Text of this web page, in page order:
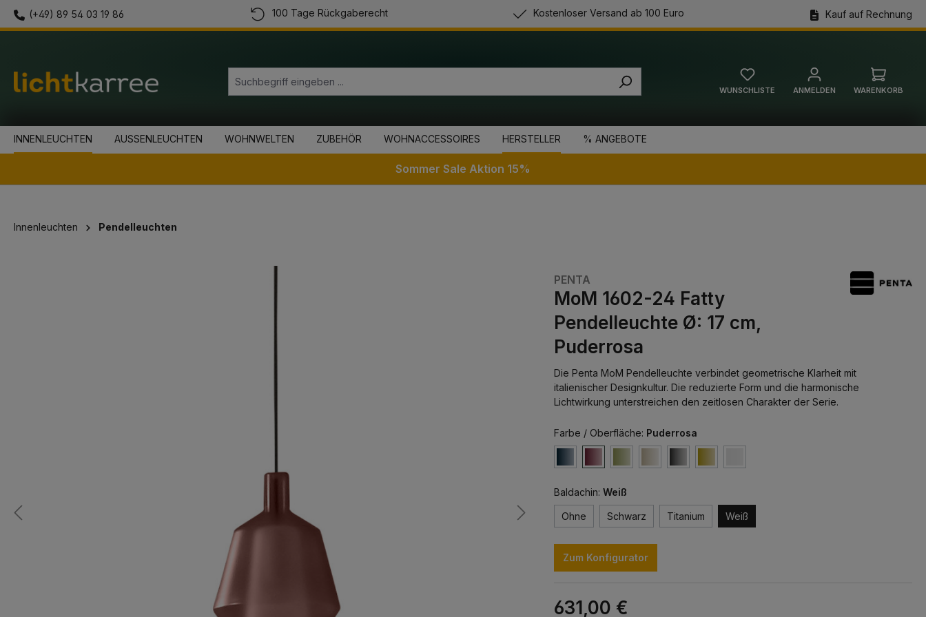
Zur Hauptnavigation springen
(+49) 89 54 03 19 86 100 Tage Rückgaberecht Kostenloser Versand ab 100 Euro Kauf auf Rechnung
WUNSCHLISTE ANMELDEN WARENKORB
INNENLEUCHTEN
AUSSENLEUCHTEN WOHNWELTEN ZUBEHÖR WOHNACCESSOIRES HERSTELLER % ANGEBOTE
Sommer Sale Aktion 15%
Innenleuchten Pendelleuchten
PENTA
MoM 1602-24 Fatty
Pendelleuchte Ø: 17 cm,
Puderrosa
Die Penta MoM Pendelleuchte verbindet geometrische Klarheit mit
italienischer Designkultur. Die reduzierte Form und die harmonische
Lichtwirkung unterstreichen den zeitlosen Charakter der Serie.
Farbe / Oberfläche: Puderrosa
Baldachin: Weiß
Ohne Schwarz Titanium Weiß
Zum Konfigurator
631,00 €